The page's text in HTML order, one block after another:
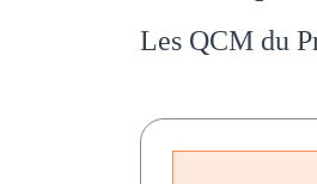
Les QCM du